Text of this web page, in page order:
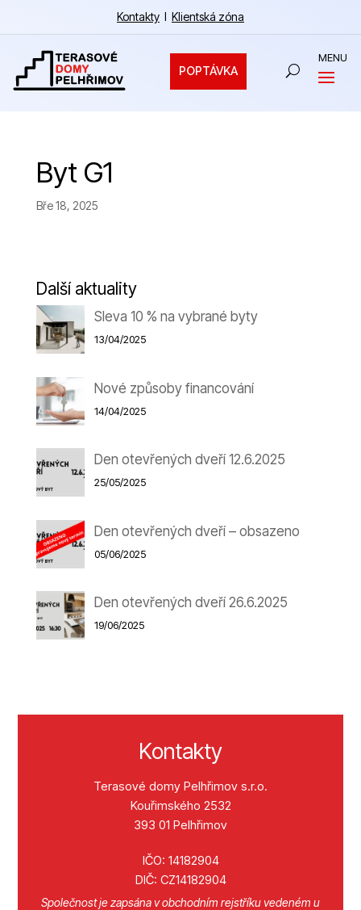
Kontakty I Klientská zóna
POPTÁVKA
Byt G1
Bře 18, 2025
Další aktuality
Sleva 10 % na vybrané byty
13/04/2025
Nové způsoby financování
14/04/2025
Den otevřených dveří 12.6.2025
25/05/2025
Den otevřených dveří – obsazeno
05/06/2025
Den otevřených dveří 26.6.2025
19/06/2025
Kontakty
Terasové domy Pelhřimov s.r.o.
Kouřimského 2532
393 01 Pelhřimov
IČO: 14182904
DIČ: CZ14182904
Společnost je zapsána v obchodním rejstříku vedeném u